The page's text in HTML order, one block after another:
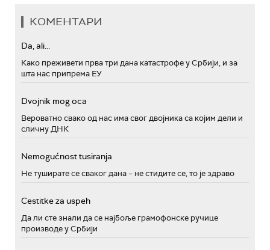
КОМЕНТАРИ
Da, ali...
Како преживети прва три дана катастрофе у Србији, и за
шта нас припрема ЕУ
Dvojnik mog oca
Вероватно свако од нас има свог двојника са којим дели и
сличну ДНК
Nemogućnost tusiranja
Не туширате се сваког дана – не стидите се, то је здраво
Cestitke za uspeh
Да ли сте знали да се најбоље грамофонске ручице
производе у Србији